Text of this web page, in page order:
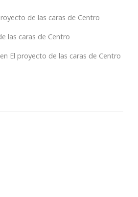
de las caras de Centro
las caras de Centro
en El proyecto de las caras de Centro